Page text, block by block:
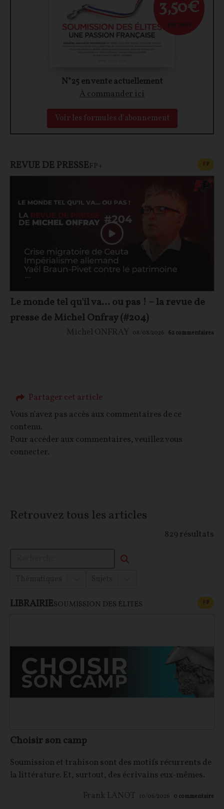
N°25 en vente actuellement
À commander ici
Voir les formules d'abonnement
3,50€
par mois
REVUE DE PRESSEFP+ FP
Le monde tel qu'il va… ou pas ! – la revue de
presse de Michel Onfray (#204)
Michel ONFRAY 08/08/2026 62commentaires
Partager cet article
Vous n'avez pas accès aux commentaires de ce
contenu.
Pour accéder aux commentaires, veuillez vous
connecter.
Retrouvez tous les articles
829 résultats
LIBRAIRIESOUMISSION DES ÉLITES FP
Choisir son camp
Soumission et trahison sont des motifs récurrents de
la littérature. Et, surtout, des écrivains eux-mêmes.
Frank LANOT 10/06/2026 0 commentaire